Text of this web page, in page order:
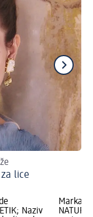
lice
Naziv
Marka: